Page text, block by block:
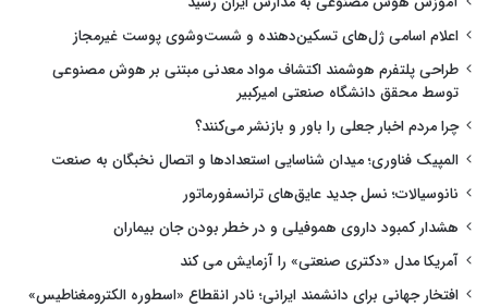
اعلام اسامی ژل‌های تسکین‌دهنده و شست‌وشوی پوست غیرمجاز
طراحی پلتفرم هوشمند اکتشاف مواد معدنی مبتنی بر هوش مصنوعی
توسط محقق دانشگاه صنعتی امیرکبیر
چرا مردم اخبار جعلی را باور و بازنشر می‌کنند؟
المپیک فناوری؛ میدان شناسایی استعدادها و اتصال نخبگان به صنعت
نانوسیالات؛ نسل جدید عایق‌های ترانسفورماتور
هشدار کمبود داروی هموفیلی و در خطر بودن جان بیماران
آمریکا مدل «دکتری صنعتی» را آزمایش می کند
افتخار جهانی برای دانشمند ایرانی؛ نادر انقطاع «اسطوره الکترومغناطیس»